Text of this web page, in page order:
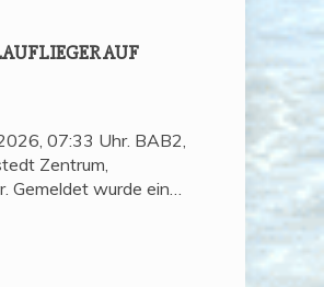
AUF
07:33 Uhr. BAB2,
Zentrum,
Gemeldet wurde ein…